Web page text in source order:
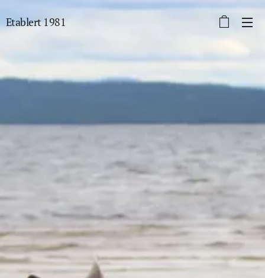
Etablert 1981